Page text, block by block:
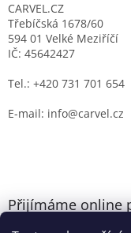
CARVEL.CZ
Třebíčská 1678/60
594 01 Velké Meziříčí
IČ: 45642427
Tel.: +420 731 701 654
E-mail: info@carvel.cz
Přijímáme online